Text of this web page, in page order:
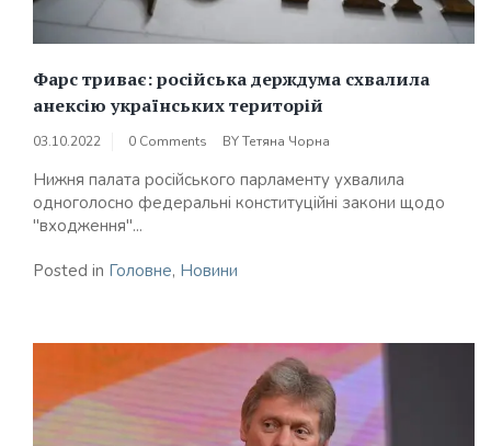
Фарс триває: російська держдума схвалила
анексію українських територій
03.10.2022 0 Comments BYТетяна Чорна
Нижня палата російського парламенту ухвалила
одноголосно федеральні конституційні закони щодо
"входження"...
Posted in Головне, Новини